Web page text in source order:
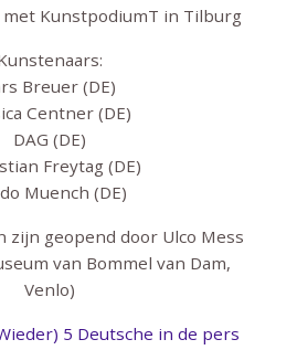
KunstpodiumT in Tilburg
Breuer (DE)
Centner (DE)
DAG (DE)
Freytag (DE)
Muench (DE)
geopend door Ulco Mess
van Bommel van Dam,
Venlo)
5 Deutsche in de pers